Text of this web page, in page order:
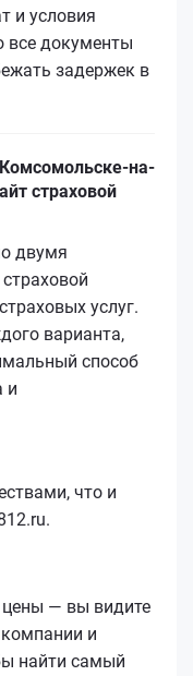
и условия
все документы
задержек в
на-
страховой
двумя
услуг.
варианта,
способ
и
что и
— вы видите
и
найти самый